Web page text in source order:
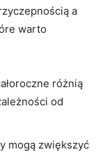
‌a⁣
warto
⁢różnią
od
mogą zwiększyć